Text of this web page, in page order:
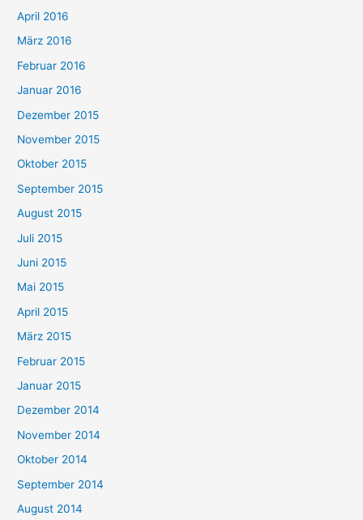
April 2016
März 2016
Februar 2016
Januar 2016
Dezember 2015
November 2015
Oktober 2015
September 2015
August 2015
Juli 2015
Juni 2015
Mai 2015
April 2015
März 2015
Februar 2015
Januar 2015
Dezember 2014
November 2014
Oktober 2014
September 2014
August 2014